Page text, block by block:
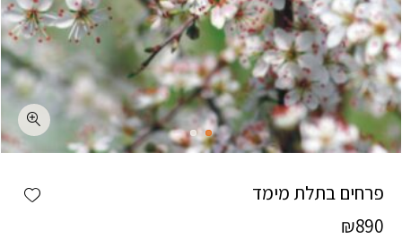
פרחים בתלת מימד
₪890